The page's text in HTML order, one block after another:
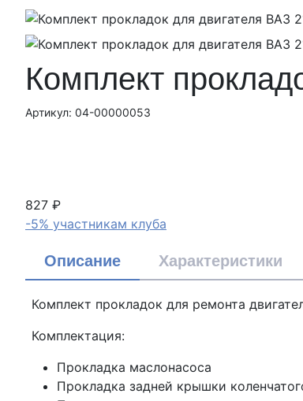
Комплект
Артикул: 04-00000053
827 ₽
-5% участникам клуба
Описание Характеристики
Комплект прокладок для ремонта
Комплектация:
Прокладка маслонасоса
Прокладка задней крышки